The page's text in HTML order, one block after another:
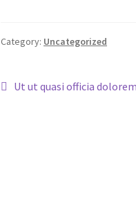
Category: Uncategorized
Post
Previous
Ut ut quasi officia